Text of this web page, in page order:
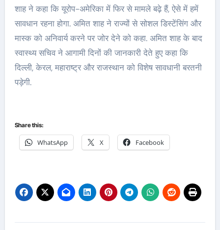
शाह ने कहा कि यूरोप-अमेरिका में फिर से मामले बढ़े हैं, ऐसे में हमें
सावधान रहना होगा. अमित शाह ने राज्यों से सोशल डिस्टेंसिंग और
मास्क को अनिवार्य करने पर जोर देने को कहा. अमित शाह के बाद
स्वास्थ्य सचिव ने आगामी दिनों की जानकारी देते हुए कहा कि
दिल्ली, केरल, महाराष्ट्र और राजस्थान को विशेष सावधानी बरतनी
पड़ेगी.
Share this:
WhatsApp X Facebook